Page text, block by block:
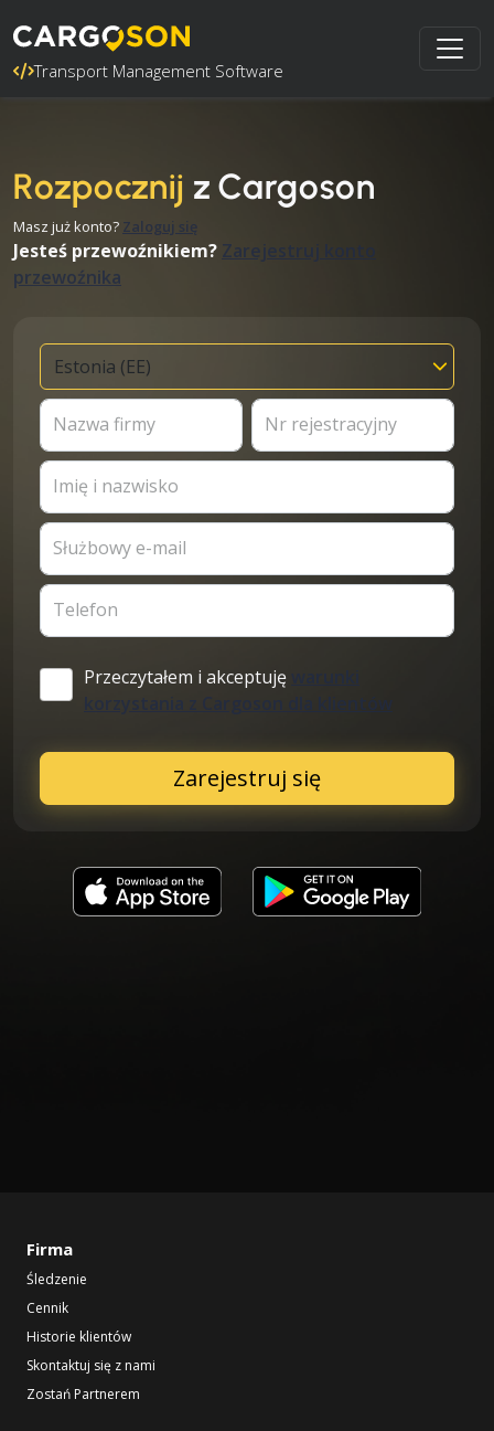
Transport Management Software
Rozpocznij z Cargoson
Masz już konto? Zaloguj się
Jesteś przewoźnikiem? Zarejestruj konto
przewoźnika
Nazwa firmy Nr rejestracyjny
Imię i nazwisko
Służbowy e-mail
Telefon
Przeczytałem i akceptuję
korzystania z Cargoson dla klientów
Zarejestruj się
Firma
Śledzenie
Cennik
Historie klientów
Skontaktuj się z nami
Zostań Partnerem